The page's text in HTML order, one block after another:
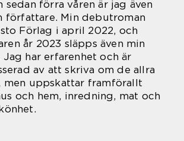
sedan förra våren är jag även
författare. Min debutroman
Förlag i april 2022, och
år 2023 släpps även min
Jag har erfarenhet och är
av att skriva om de allra
men uppskattar framförallt
och hem, inredning, mat och